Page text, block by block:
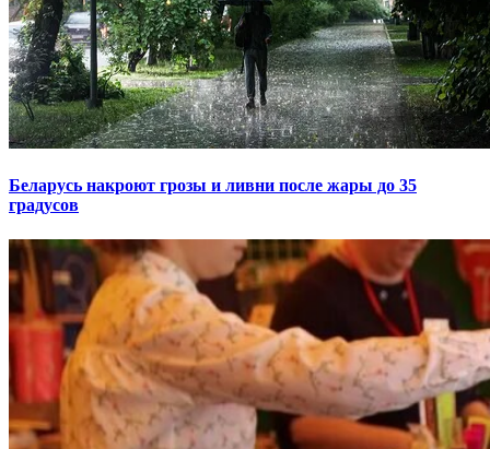
Беларусь накроют грозы и ливни после жары до 35
градусов